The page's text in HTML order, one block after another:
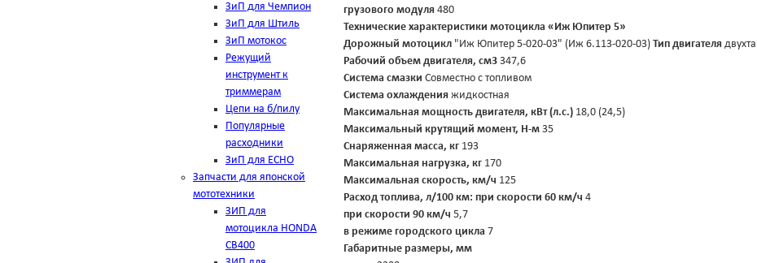
ЗиП для Чемпион
ЗиП для Штиль
ЗиП мотокос
Режущий
инструмент к
триммерам
Цепи на б/пилу
Популярные
расходники
ЗиП для ЕСНО
Запчасти для японской
мототехники
ЗИП для
мотоцикла HONDA
CB400
грузового модуля 480
Технические характеристики мотоцикла «Иж Юпитер 5»
Дорожный мотоцикл "Иж Юпитер 5-020-03" (Иж 6.113-020-03) Тип двигателя
Рабочий объем двигателя, см3 347,6
Система смазки Совместно с топливом
Система охлаждения жидкостная
Максимальная мощность двигателя, кВт (л.с.) 18,0 (24,5)
Максимальный крутящий момент, Н-м 35
Снаряженная масса, кг 193
Максимальная нагрузка, кг 170
Максимальная скорость, км/ч 125
Расход топлива, л/100 км: при скорости 60 км/ч 4
при скорости 90 км/ч 5,7
в режиме городского цикла 7
Габаритные размеры, мм